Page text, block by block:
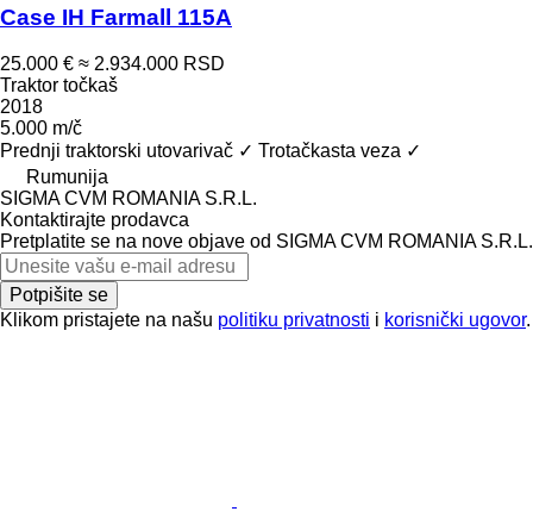
Case IH Farmall 115A
25.000 € ≈ 2.934.000 RSD
Traktor točkaš
2018
5.000 m/č
Prednji traktorski utovarivač ✓ Trotačkasta veza ✓
Rumunija
SIGMA CVM ROMANIA S.R.L.
Kontaktirajte prodavca
Pretplatite se na nove objave od SIGMA CVM ROMANIA S.R.L.
Potpišite se
Klikom pristajete na našu politiku privatnosti i korisnički ugovor.